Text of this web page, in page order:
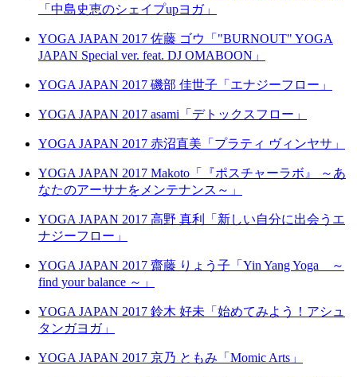
「中島史恵のシェイプupヨガ」
YOGA JAPAN 2017 佐藤 ゴウ「"BURNOUT" YOGA
JAPAN Special ver. feat. DJ OMABOON」
YOGA JAPAN 2017 磯部 佳世子「エナジーフロー」
YOGA JAPAN 2017 asami「デトックスフロー」
YOGA JAPAN 2017 赤沼直美「プラティ ヴィンヤサ」
YOGA JAPAN 2017 Makoto「『ポスチャーラボ』 ～あ
なたのアーサナをメンテナンス～」
YOGA JAPAN 2017 高野 真利「新しい自分に出会うエ
ナジーフロー」
YOGA JAPAN 2017 齋藤 りょう子「Yin Yang Yoga ～
find your balance ～」
YOGA JAPAN 2017 鈴木 好未「始めてみよう！アシュ
タンガヨガ」
YOGA JAPAN 2017 京乃 ともみ「Momic Arts」